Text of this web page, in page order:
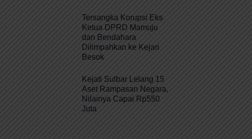
Tersangka Korupsi Eks
Ketua DPRD Mamuju
dan Bendahara
Dilimpahkan ke Kejari
Besok
Kejati Sulbar Lelang 15
Aset Rampasan Negara,
Nilainya Capai Rp550
Juta